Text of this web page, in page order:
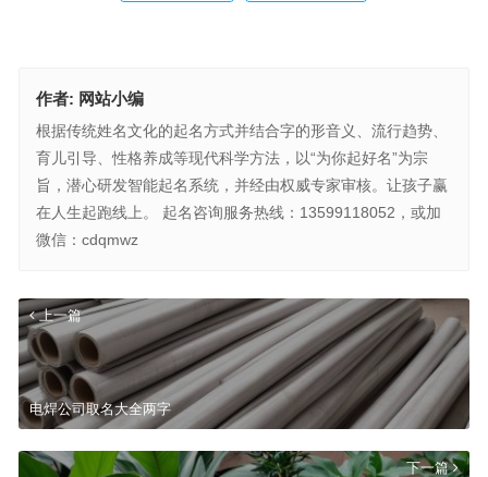
作者: 网站小编
根据传统姓名文化的起名方式并结合字的形音义、流行趋势、
育儿引导、性格养成等现代科学方法，以“为你起好名”为宗
旨，潜心研发智能起名系统，并经由权威专家审核。让孩子赢
在人生起跑线上。 起名咨询服务热线：13599118052，或加
微信：cdqmwz
上一篇
电焊公司取名大全两字
下一篇